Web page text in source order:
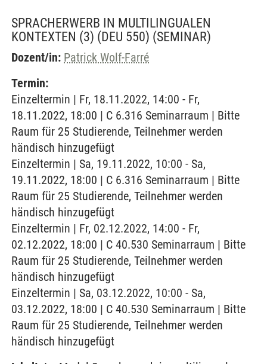
SPRACHERWERB IN MULTILINGUALEN
KONTEXTEN (3) (DEU 550) (SEMINAR)
Dozent/in: Patrick Wolf-Farré
Termin:
Einzeltermin | Fr, 18.11.2022, 14:00 - Fr,
18.11.2022, 18:00 | C 6.316 Seminarraum | Bitte
Raum für 25 Studierende, Teilnehmer werden
händisch hinzugefügt
Einzeltermin | Sa, 19.11.2022, 10:00 - Sa,
19.11.2022, 18:00 | C 6.316 Seminarraum | Bitte
Raum für 25 Studierende, Teilnehmer werden
händisch hinzugefügt
Einzeltermin | Fr, 02.12.2022, 14:00 - Fr,
02.12.2022, 18:00 | C 40.530 Seminarraum | Bitte
Raum für 25 Studierende, Teilnehmer werden
händisch hinzugefügt
Einzeltermin | Sa, 03.12.2022, 10:00 - Sa,
03.12.2022, 18:00 | C 40.530 Seminarraum | Bitte
Raum für 25 Studierende, Teilnehmer werden
händisch hinzugefügt